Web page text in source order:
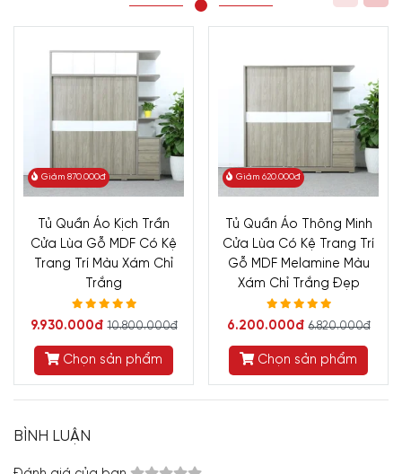
Giảm 870.000đ
Tủ Quần Áo Kịch Trần
Cửa Lùa Gỗ MDF Có Kệ
Trang Trí Màu Xám Chỉ
Trắng
9.930.000đ 10.800.000đ
Chọn sản phẩm
Giảm 620.000đ
Tủ Quần Áo Thông Minh
Cửa Lùa Có Kệ Trang Trí
Gỗ MDF Melamine Màu
Xám Chỉ Trắng Đẹp
6.200.000đ 6.820.000đ
Chọn sản phẩm
BÌNH LUẬN